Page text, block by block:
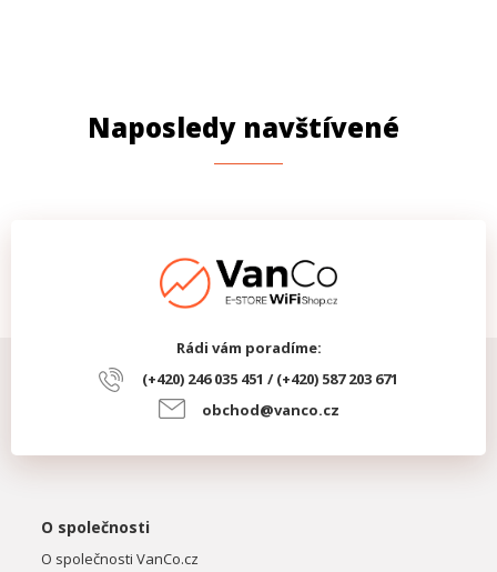
Naposledy navštívené
Rádi vám poradíme:
(+420) 246 035 451 / (+420) 587 203 671
obchod@vanco.cz
O společnosti
O společnosti VanCo.cz